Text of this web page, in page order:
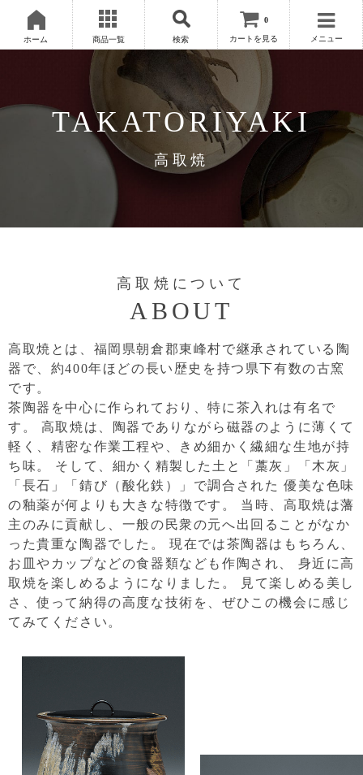
ホーム 商品一覧 検索
0
カートを見る メニュー
TAKATORIYAKI
高取焼
高取焼について
ABOUT
高取焼とは、福岡県朝倉郡東峰村で継承されている陶
器で、約400年ほどの長い歴史を持つ県下有数の古窯
です。
茶陶器を中心に作られており、特に茶入れは有名で
す。
高取焼は、陶器でありながら磁器のように薄くて
軽く、精密な作業工程や、きめ細かく繊細な生地が持
ち味。
そして、細かく精製した土と「藁灰」「木灰」
「長石」「錆び（酸化鉄）」で調合された 優美な色味
の釉薬が何よりも大きな特徴です。
当時、高取焼は藩
主のみに貢献し、一般の民衆の元へ出回ることがなか
った貴重な陶器でした。
現在では茶陶器はもちろん、
お皿やカップなどの食器類なども作陶され、
身近に高
取焼を楽しめるようになりました。
見て楽しめる美し
さ、使って納得の高度な技術を、ぜひこの機会に感じ
てみてください。